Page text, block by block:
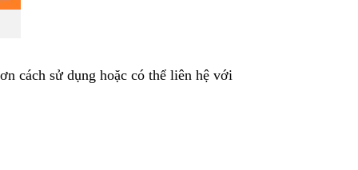
cách sử dụng hoặc có thể liên hệ với